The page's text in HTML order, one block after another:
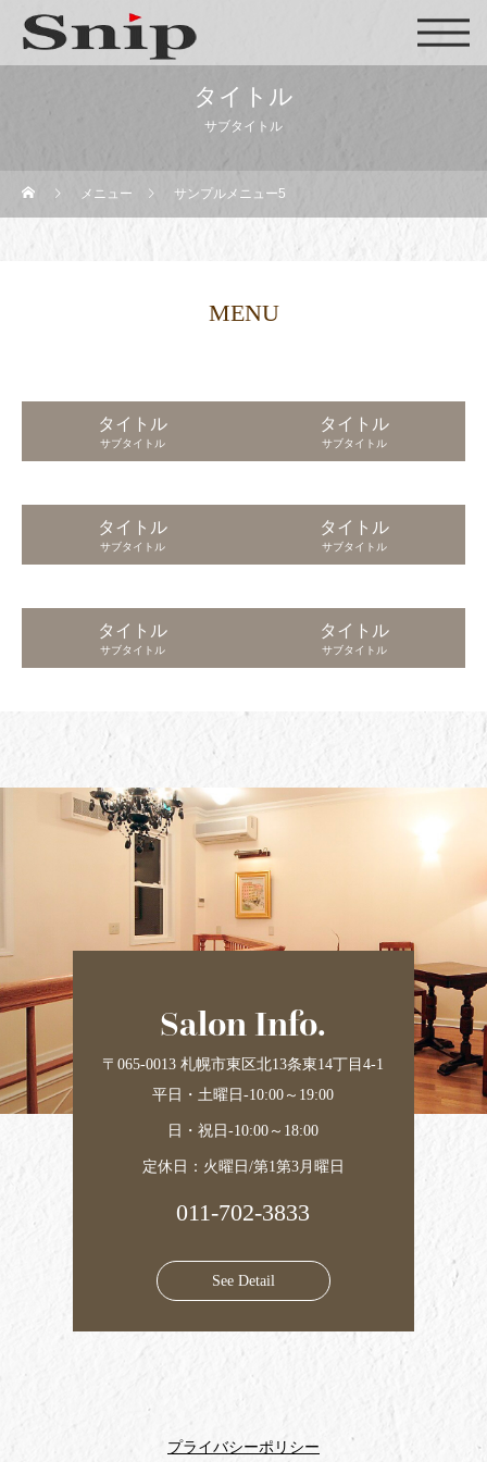
タイトル
サブタイトル
メニュー サンプルメニュー5
MENU
タイトル
サブタイトル
タイトル
サブタイトル
タイトル
サブタイトル
タイトル
サブタイトル
タイトル
サブタイトル
タイトル
サブタイトル
Salon Info.
〒065-0013 札幌市東区北13条東14丁目4-1
平日・土曜日-10:00～19:00
日・祝日-10:00～18:00
定休日：火曜日/第1第3月曜日
011-702-3833
See Detail
プライバシーポリシー